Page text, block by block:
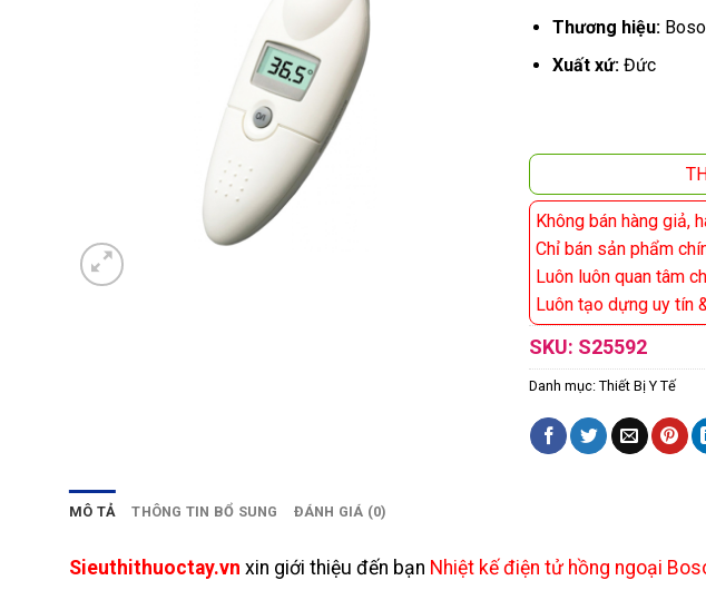
Thương hiệu:Boso
Xuất xứ: Đức
Không bán hàng giả,
Chỉ bán sản phẩm
Luôn luôn quan tâm
Luôn tạo dựng uy tín
SKU: S25592
Danh mục: Thiết Bị Y Tế
MÔ TẢ THÔNG TIN BỔ SUNG ĐÁNH GIÁ (0)
Sieuthithuoctay.vn xin giới thiệu đến bạn Nhiệt kế điện tử hồng ngoại